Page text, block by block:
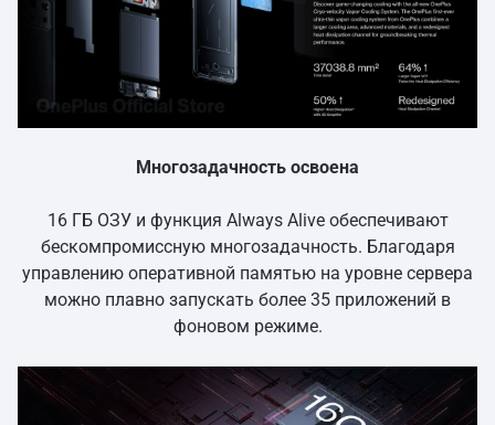
Многозадачность освоена
16 ГБ ОЗУ и функция Always Alive обеспечивают
бескомпромиссную многозадачность. Благодаря
управлению оперативной памятью на уровне сервера
можно плавно запускать более 35 приложений в
фоновом режиме.